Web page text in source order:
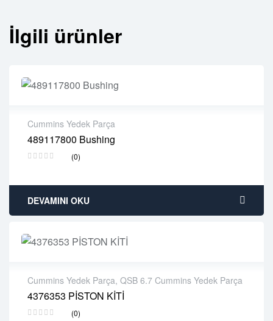
İlgili ürünler
Cummins Yedek Parça
489117800 Bushing
(0)
2 years warranty
Delivery time: 1-2 business days
DEVAMINI OKU
Cummins Yedek Parça, QSB 6.7 Cummins Yedek Parça
4376353 PİSTON KİTİ
(0)
2 years warranty
Delivery time: 1-2 business days